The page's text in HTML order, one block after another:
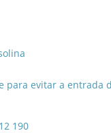
para evitar a entrada
190